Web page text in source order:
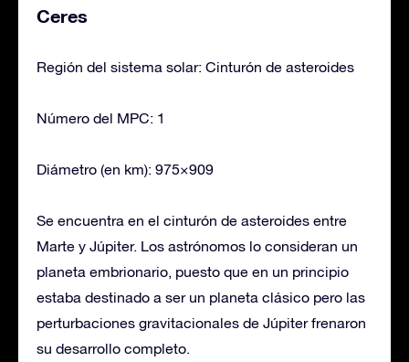
Ceres
Región del sistema solar: Cinturón de asteroides
Número del MPC: 1
Diámetro (en km): 975×909
Se encuentra en el cinturón de asteroides entre
Marte y Júpiter. Los astrónomos lo consideran un
planeta embrionario, puesto que en un principio
estaba destinado a ser un planeta clásico pero las
perturbaciones gravitacionales de Júpiter frenaron
su desarrollo completo.